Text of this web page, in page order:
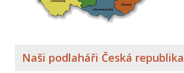
Naši podlaháři Česká republika